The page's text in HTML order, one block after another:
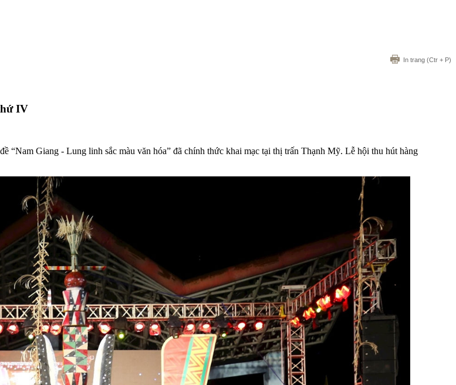
In trang (Ctr + P)
IV
Giang - Lung linh sắc màu văn hóa” đã chính thức khai mạc tại thị trấn Thạnh Mỹ. Lễ hội thu hút hàng